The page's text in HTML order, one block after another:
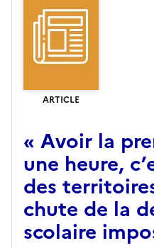
ARTICLE
« Avoir la
une heure,
des
chute de la
scolaire